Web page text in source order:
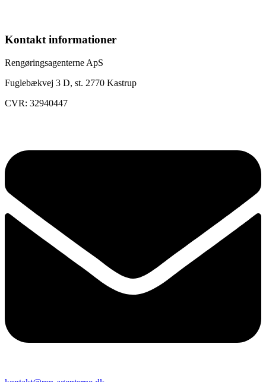
Kontakt informationer
Rengøringsagenterne ApS
Fuglebækvej 3 D, st. 2770 Kastrup
CVR: 32940447